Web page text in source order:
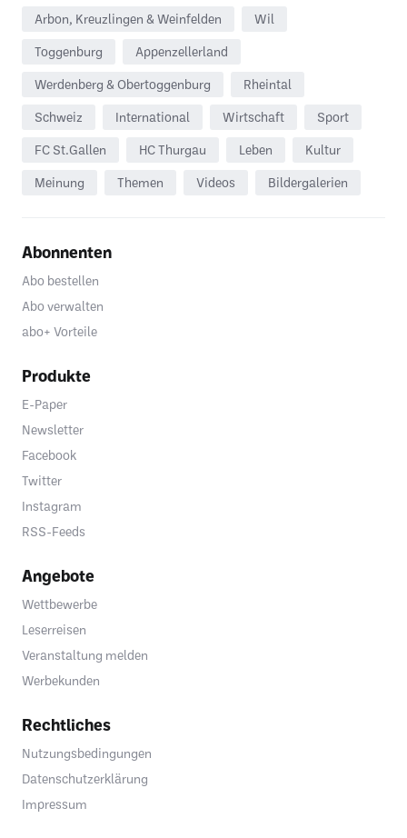
Arbon, Kreuzlingen & Weinfelden Wil
Toggenburg Appenzellerland
Werdenberg & Obertoggenburg Rheintal
Schweiz International Wirtschaft Sport
FC St.Gallen HC Thurgau Leben Kultur
Meinung Themen Videos Bildergalerien
Abonnenten
Abo bestellen
Abo verwalten
abo+ Vorteile
Produkte
E-Paper
Newsletter
Facebook
Twitter
Instagram
RSS-Feeds
Angebote
Wettbewerbe
Leserreisen
Veranstaltung melden
Werbekunden
Rechtliches
Nutzungsbedingungen
Datenschutzerklärung
Impressum